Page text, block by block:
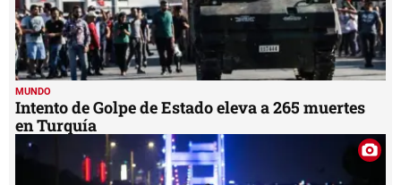
MUNDO
Intento de Golpe de Estado eleva a 265 muertes
en Turquía